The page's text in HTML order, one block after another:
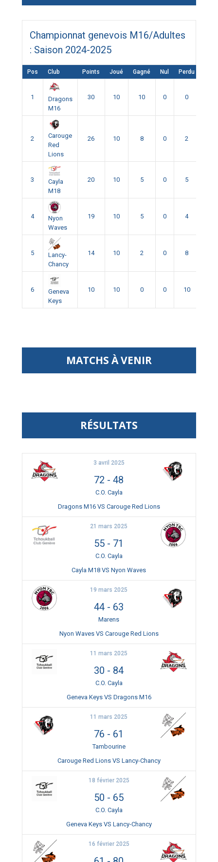
Championnat genevois M16/Adultes
: Saison 2024-2025
Pos Club Points Joué Gagné Nul Perdu
1
Dragons
M16
30 10 10 0 0
2
Carouge
Red
Lions
26 10 8 0 2
3
Cayla
M18
20 10 5 0 5
4
Nyon
Waves
19 10 5 0 4
5
Lancy-
Chancy
14 10 2 0 8
6
Geneva
Keys
10 10 0 0 10
MATCHS À VENIR
RÉSULTATS
3 avril 2025
72 -48
C.O. Cayla
Dragons M16 VS Carouge Red Lions
21 mars 2025
55 - 71
C.O. Cayla
Cayla M18 VS Nyon Waves
19 mars 2025
44 - 63
Marens
Nyon Waves VS Carouge Red Lions
11 mars 2025
30 - 84
C.O. Cayla
Geneva Keys VS Dragons M16
11 mars 2025
76 - 61
Tambourine
Carouge Red Lions VS Lancy-Chancy
18 février 2025
50 - 65
C.O. Cayla
Geneva Keys VS Lancy-Chancy
16 février 2025